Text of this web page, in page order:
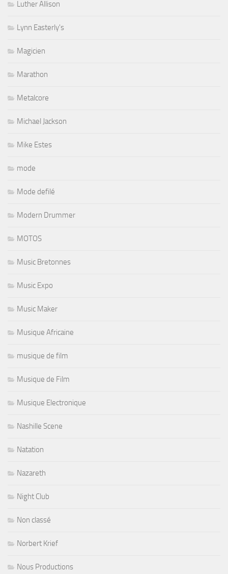
Luther Allison
Lynn Easterly's
Magicien
Marathon
Metalcore
Michael Jackson
Mike Estes
mode
Mode defilé
Modern Drummer
MOTOS
Music Bretonnes
Music Expo
Music Maker
Musique Africaine
musique de film
Musique de Film
Musique Electronique
Nashille Scene
Natation
Nazareth
Night Club
Non classé
Norbert Krief
Nous Productions